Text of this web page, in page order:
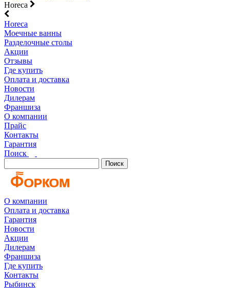
Horeca
Horeca
Моечные ванны
Разделочные столы
Акции
Отзывы
Где купить
Оплата и доставка
Новости
Дилерам
Франшиза
О компании
Прайс
Контакты
Гарантия
Поиск
Поиск
О компании
Оплата и доставка
Гарантия
Новости
Акции
Дилерам
Франшиза
Где купить
Контакты
Рыбинск